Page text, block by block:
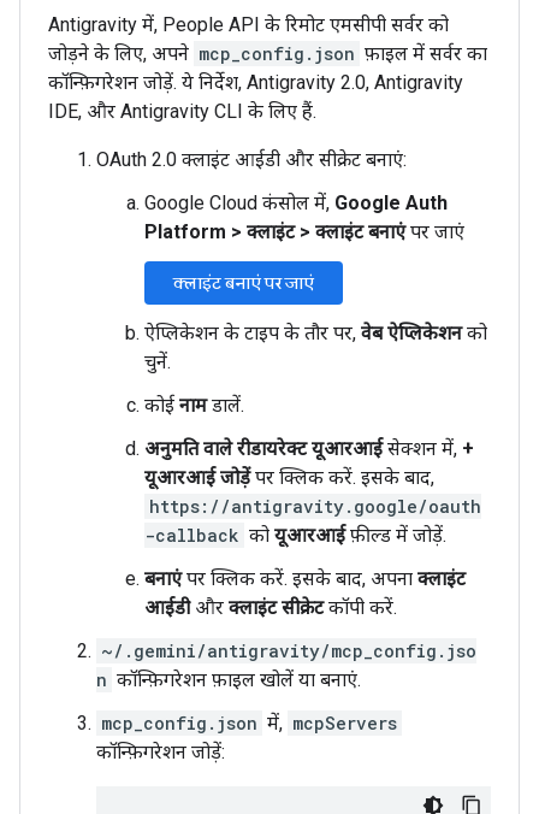
Antigravity में, People API के रिमोट एमसीपी सर्वर को
जोड़ने के लिए, अपने mcp_config.json फ़ाइल में सर्वर का
कॉन्फ़िगरेशन जोड़ें. ये निर्देश, Antigravity 2.0, Antigravity
IDE, और Antigravity CLI के लिए हैं.
OAuth 2.0 क्लाइंट आईडी और सीक्रेट बनाएं:
Google Cloud कंसोल में, Google Auth
Platform > क्लाइंट > क्लाइंट बनाएंपर जाएं
क्लाइंट बनाएं पर जाएं
ऐप्लिकेशन के टाइप के तौर पर, वेब ऐप्लिकेशनको
चुनें.
कोई नामडालें.
अनुमति वाले रीडायरेक्ट यूआरआईसेक्शन में, +
यूआरआई जोड़ेंपर क्लिक करें. इसके बाद,
https://antigravity.google/oauth
-callback को यूआरआईफ़ील्ड में जोड़ें.
बनाएंपर क्लिक करें. इसके बाद, अपना क्लाइंट
आईडीऔर क्लाइंट सीक्रेटकॉपी करें.
~/.gemini/antigravity/mcp_config.jso
n कॉन्फ़िगरेशन फ़ाइल खोलें या बनाएं.
mcp_config.json में, mcpServers
कॉन्फ़िगरेशन जोड़ें: